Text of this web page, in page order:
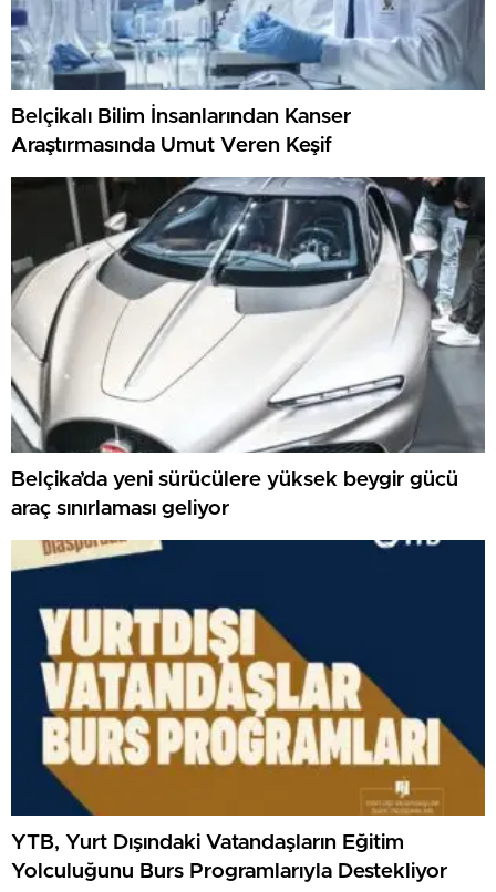
Belçikalı Bilim İnsanlarından Kanser
Araştırmasında Umut Veren Keşif
Belçika’da yeni sürücülere yüksek beygir gücü
araç sınırlaması geliyor
YTB, Yurt Dışındaki Vatandaşların Eğitim
Yolculuğunu Burs Programlarıyla Destekliyor